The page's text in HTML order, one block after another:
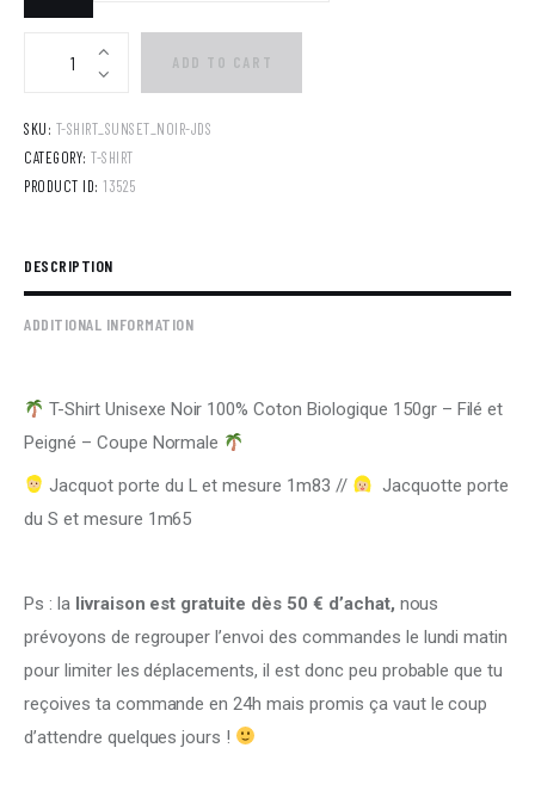
ADD TO CART
SKU: T-SHIRT_SUNSET_NOIR-JDS
CATEGORY: T-SHIRT
PRODUCT ID: 13525
DESCRIPTION
ADDITIONAL INFORMATION
T-Shirt Unisexe Noir 100% Coton Biologique 150gr – Filé et
Peigné – Coupe Normale
Jacquot porte du L et mesure 1m83 //
Jacquotte porte
du S et mesure 1m65
Ps : la livraison est gratuite dès 50 € d’achat, nous
prévoyons de regrouper l’envoi des commandes le lundi matin
pour limiter les déplacements, il est donc peu probable que tu
reçoives ta commande en 24h mais promis ça vaut le coup
d’attendre quelques jours !